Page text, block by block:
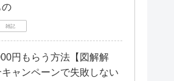
の
雑記
円もらう方法【図解解
ャンペーンで失敗しない